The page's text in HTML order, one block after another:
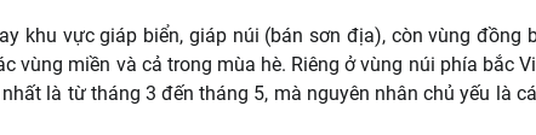
khu vực giáp biển, giáp núi (bán sơn địa), còn vùng đồng
vùng miền và cả trong mùa hè. Riêng ở vùng núi phía bắc
là từ tháng 3 đến tháng 5, mà nguyên nhân chủ yếu là